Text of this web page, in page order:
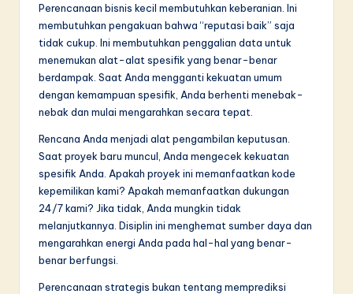
Perencanaan bisnis kecil membutuhkan keberanian. Ini
membutuhkan pengakuan bahwa “reputasi baik” saja
tidak cukup. Ini membutuhkan penggalian data untuk
menemukan alat-alat spesifik yang benar-benar
berdampak. Saat Anda mengganti kekuatan umum
dengan kemampuan spesifik, Anda berhenti menebak-
nebak dan mulai mengarahkan secara tepat.
Rencana Anda menjadi alat pengambilan keputusan.
Saat proyek baru muncul, Anda mengecek kekuatan
spesifik Anda. Apakah proyek ini memanfaatkan kode
kepemilikan kami? Apakah memanfaatkan dukungan
24/7 kami? Jika tidak, Anda mungkin tidak
melanjutkannya. Disiplin ini menghemat sumber daya dan
mengarahkan energi Anda pada hal-hal yang benar-
benar berfungsi.
Perencanaan strategis bukan tentang memprediksi